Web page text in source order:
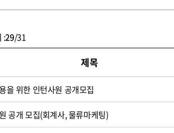
:29/31
제목
을 위한 인턴사원 공개모집
공개 모집(회계사, 물류마케팅)